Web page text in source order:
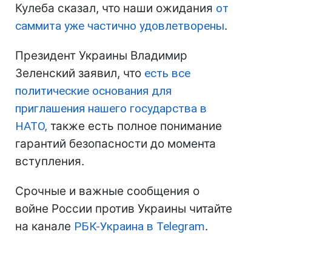
Кулеба сказал, что наши ожидания от
саммита уже частично удовлетворены.
Президент Украины Владимир
Зеленский заявил, что есть все
политические основания для
приглашения нашего государства в
НАТО, также есть полное понимание
гарантий безопасности до момента
вступления.
Срочные и важные сообщения о
войне России против Украины читайте
на канале РБК-Украина в Telegram.